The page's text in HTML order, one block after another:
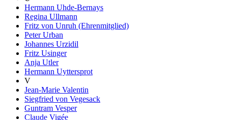
Hermann Uhde-Bernays
Regina Ullmann
Fritz von Unruh (Ehrenmitglied)
Peter Urban
Johannes Urzidil
Fritz Usinger
Anja Utler
Hermann Uyttersprot
V
Jean-Marie Valentin
Siegfried von Vegesack
Guntram Vesper
Claude Vigée